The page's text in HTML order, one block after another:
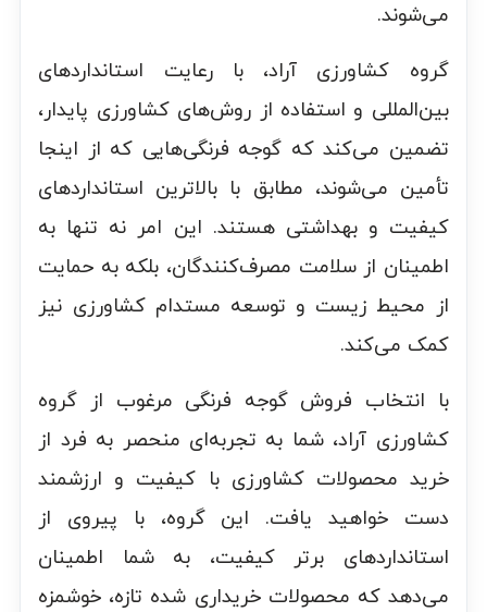
می‌شوند.
گروه کشاورزی آراد، با رعایت استانداردهای
بین‌المللی و استفاده از روش‌های کشاورزی پایدار،
تضمین می‌کند که گوجه فرنگی‌هایی که از اینجا
تأمین می‌شوند، مطابق با بالاترین استانداردهای
کیفیت و بهداشتی هستند. این امر نه تنها به
اطمینان از سلامت مصرف‌کنندگان، بلکه به حمایت
از محیط زیست و توسعه مستدام کشاورزی نیز
کمک می‌کند.
با انتخاب فروش گوجه فرنگی مرغوب از گروه
کشاورزی آراد، شما به تجربه‌ای منحصر به فرد از
خرید محصولات کشاورزی با کیفیت و ارزشمند
دست خواهید یافت. این گروه، با پیروی از
استانداردهای برتر کیفیت، به شما اطمینان
می‌دهد که محصولات خریداری شده تازه، خوشمزه